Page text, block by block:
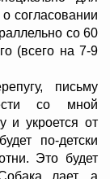
согласовании
со 60
(всего на 7-9
письму
со мной
и укроется от
по-детски
Это будет